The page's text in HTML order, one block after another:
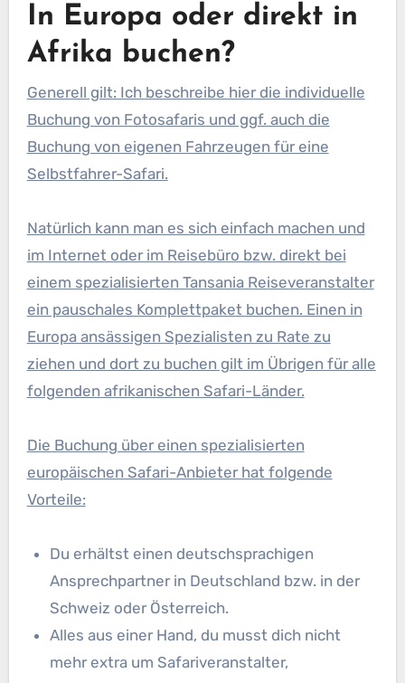
In Europa oder direkt in
Afrika buchen?
Generell gilt: Ich beschreibe hier die individuelle
Buchung von Fotosafaris und ggf. auch die
Buchung von eigenen Fahrzeugen für eine
Selbstfahrer-Safari.
Natürlich kann man es sich einfach machen und
im Internet oder im Reisebüro bzw. direkt bei
einem spezialisierten Tansania Reiseveranstalter
ein pauschales Komplettpaket buchen. Einen in
Europa ansässigen Spezialisten zu Rate zu
ziehen und dort zu buchen gilt im Übrigen für alle
folgenden afrikanischen Safari-Länder.
Die Buchung über einen spezialisierten
europäischen Safari-Anbieter hat folgende
Vorteile:
Du erhältst einen deutschsprachigen
Ansprechpartner in Deutschland bzw. in der
Schweiz oder Österreich.
Alles aus einer Hand, du musst dich nicht
mehr extra um Safariveranstalter,